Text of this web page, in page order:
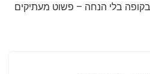
בלי הנחה – פשוט מעתיקים